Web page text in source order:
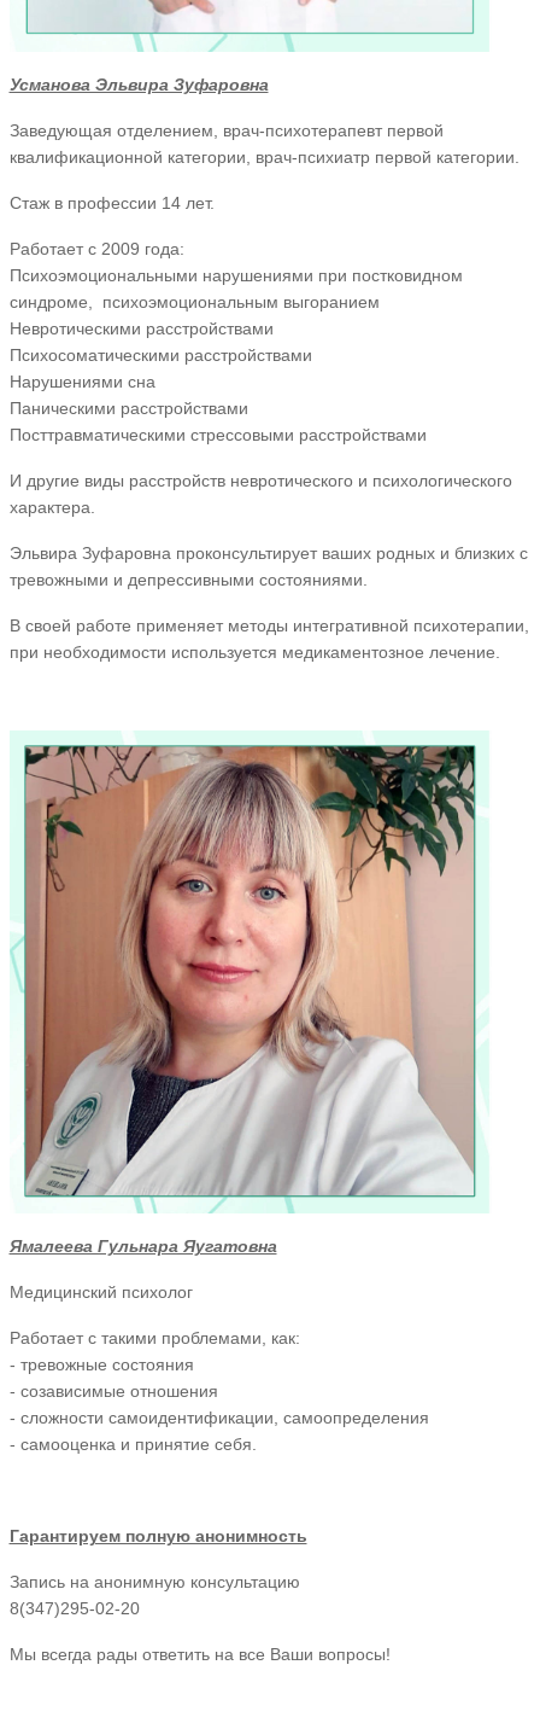
Усманова Эльвира Зуфаровна
Заведующая отделением, врач-психотерапевт первой
квалификационной категории, врач-психиатр первой категории.
Стаж в профессии 14 лет.
Работает с 2009 года:
Психоэмоциональными нарушениями при постковидном
синдроме, психоэмоциональным выгоранием
Невротическими расстройствами
Психосоматическими расстройствами
Нарушениями сна
Паническими расстройствами
Посттравматическими стрессовыми расстройствами
И другие виды расстройств невротического и психологического
характера.
Эльвира Зуфаровна проконсультирует ваших родных и близких с
тревожными и депрессивными состояниями.
В своей работе применяет методы интегративной психотерапии,
при необходимости используется медикаментозное лечение.
Ямалеева Гульнара Яугатовна
Медицинский психолог
Работает с такими проблемами, как:
- тревожные состояния
- созависимые отношения
- сложности самоидентификации, самоопределения
- самооценка и принятие себя.
Гарантируем полную анонимность
Запись на анонимную консультацию
8(347)295-02-20
Мы всегда рады ответить на все Ваши вопросы!